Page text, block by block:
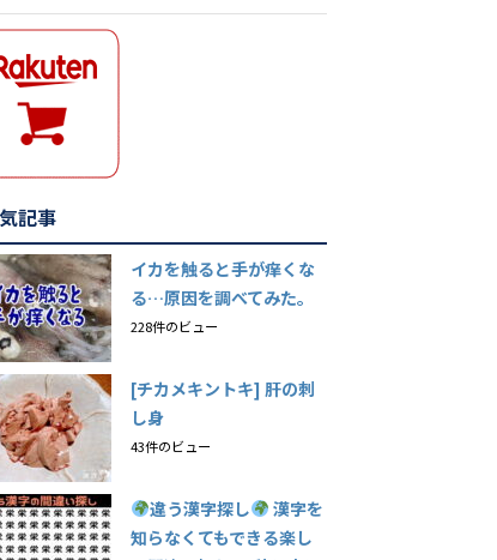
記事
イカを触ると手が痒くな
る…原因を調べてみた。
228件のビュー
[チカメキントキ] 肝の刺
し身
43件のビュー
違う漢字探し
漢字を
知らなくてもできる楽し